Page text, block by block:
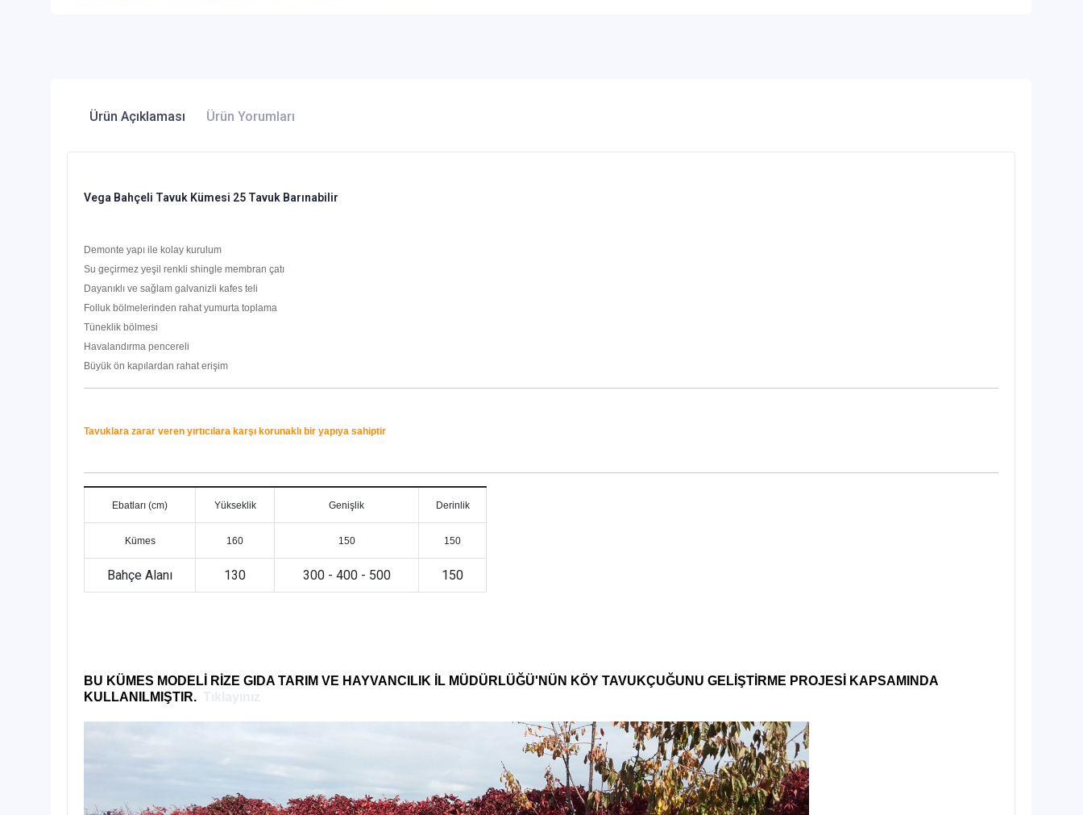
Ürün Açıklaması Ürün Yorumları
Vega Bahçeli Tavuk Kümesi 25 Tavuk Barınabilir
Demonte yapı ile kolay kurulum
Su geçirmez yeşil renkli shingle membran çatı
Dayanıklı ve sağlam galvanizli kafes teli
Folluk bölmelerinden rahat yumurta toplama
Tüneklik bölmesi
Havalandırma pencereli
Büyük ön kapılardan rahat erişim
Tavuklara zarar veren yırtıcılara karşı korunaklı bir yapıya sahiptir
Ebatları (cm) Yükseklik Genişlik Derinlik
Kümes 160 150 150
Bahçe Alanı 130 300 - 400 - 500 150
BU KÜMES MODELİ RİZE GIDA TARIM VE HAYVANCILIK İL MÜDÜRLÜĞÜ'NÜN KÖY TAVUKÇUĞUNU GELİŞTİRME PROJESİ KAPSAMINDA
KULLANILMIŞTIR.